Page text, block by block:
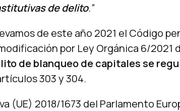
de delito.”
de este año 2021 el Código
por Ley Orgánica 6/2021
de blanqueo de capitales se
303 y 304.
(UE) 2018/1673 del Parlamento